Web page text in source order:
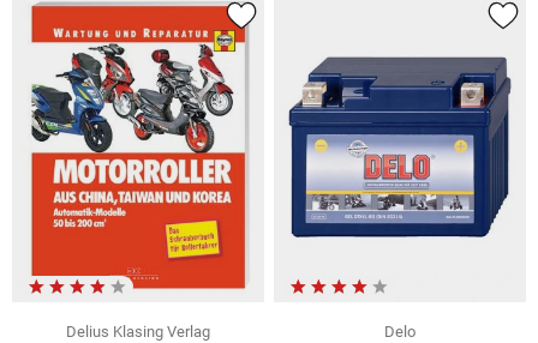
Delius Klasing Verlag
Delo